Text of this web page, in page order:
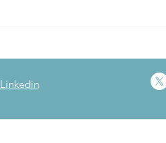
Linkedin